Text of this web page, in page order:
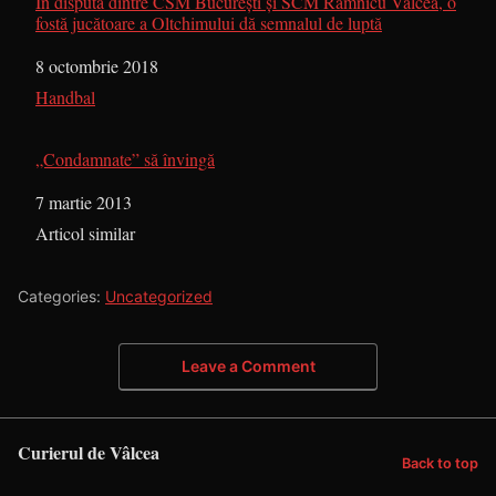
fostă jucătoare a Oltchimului dă semnalul de luptă
Dată
8 octombrie 2018
În legătură cu
Handbal
„Condamnate” să învingă
Dată
7 martie 2013
În legătură cu
Articol similar
Categories: Uncategorized
Leave a Comment
Curierul de Vâlcea Back to top